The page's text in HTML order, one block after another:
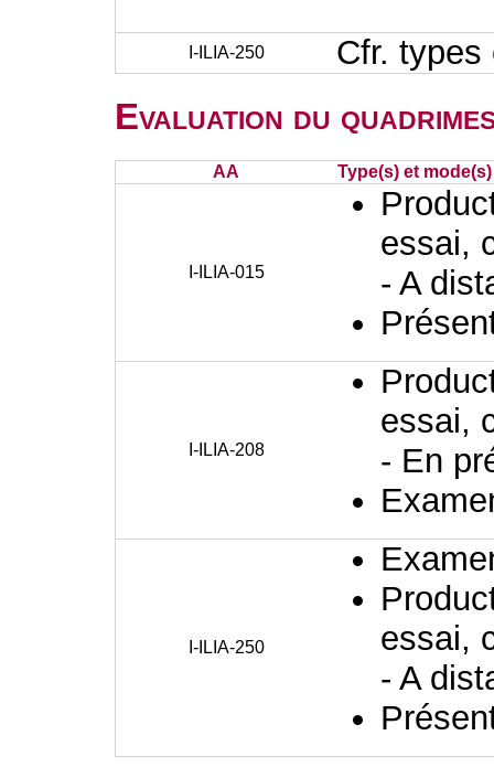
I-ILIA-250 Cfr. types
Evaluation du
AA Type(s) et
I-ILIA-015
essai,
- A
I-ILIA-208
essai,
- En
I-ILIA-250
essai,
- A